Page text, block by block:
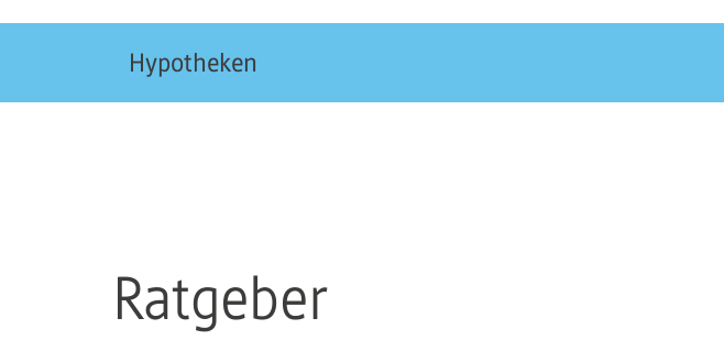
Hypotheken
Ratgeber